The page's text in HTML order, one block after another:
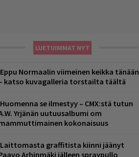
LUETUIMMAT NYT
Eppu Normaalin viimeinen keikka tänään
katso kuvagalleria torstailta täältä
Huomenna se ilmestyy – CMX:stä tutun
Yrjänän uutuusalbumi om
kokonaisuus
Laittomasta graffitista kiinni jäänyt
Arhinmäki jälleen spraypullo